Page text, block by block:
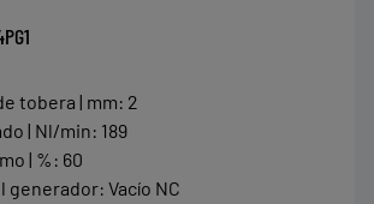
tobera | mm: 2
| Nl/min: 189
| % : 60
generador: Vacío NC